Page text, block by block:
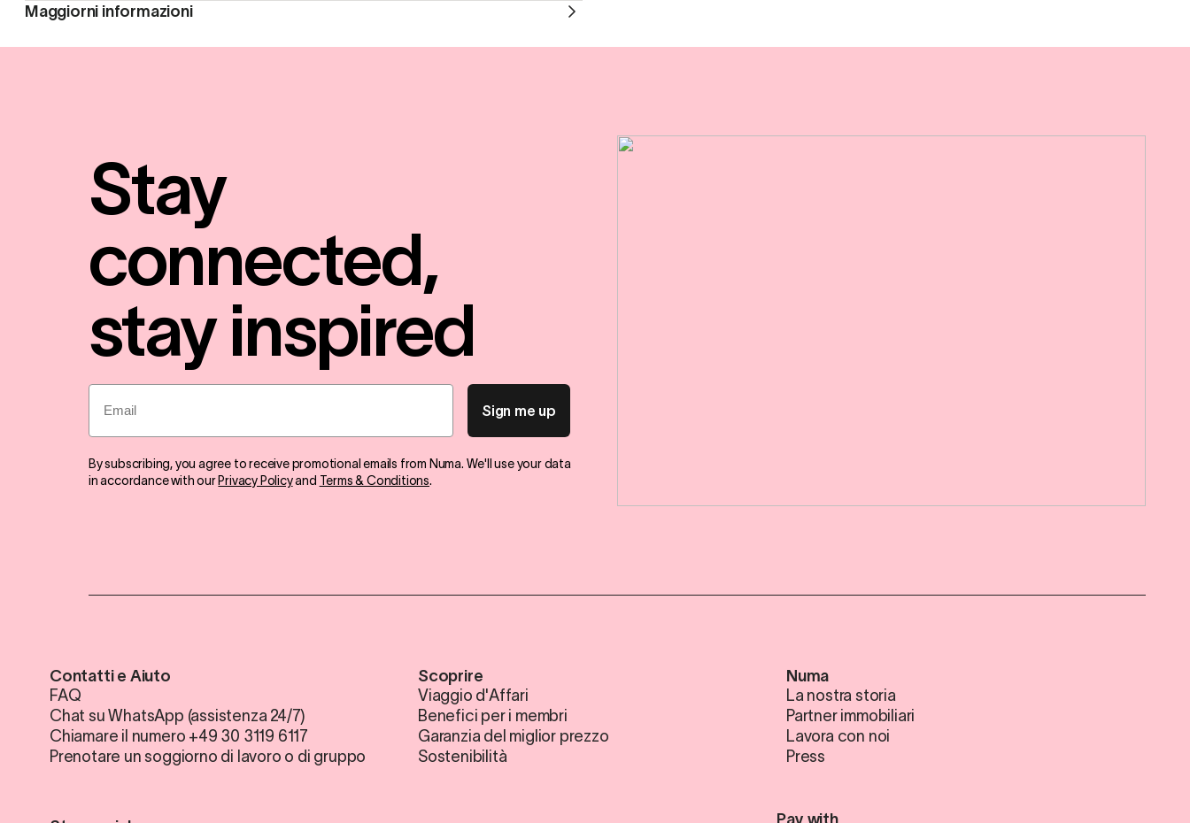
Maggiorni informazioni
Stay
connected,
stay inspired
Email
Sign me up
By subscribing, you agree to receive promotional emails from Numa. We'll use your data
in accordance with our Privacy Policyand Terms & Conditions.
Contatti e Aiuto
FAQ
Chat su WhatsApp (assistenza 24/7)
Chiamare il numero +49 30 3119 6117
Prenotare un soggiorno di lavoro o di gruppo
Scoprire
Viaggio d'Affari
Benefici per i membri
Garanzia del miglior prezzo
Sostenibilità
Numa
La nostra storia
Partner immobiliari
Lavora con noi
Press